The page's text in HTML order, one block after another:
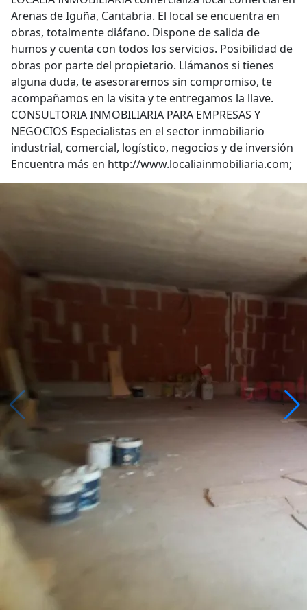
Arenas de Iguña, Cantabria. El local se encuentra en
obras, totalmente diáfano. Dispone de salida de
humos y cuenta con todos los servicios. Posibilidad de
obras por parte del propietario. Llámanos si tienes
alguna duda, te asesoraremos sin compromiso, te
acompañamos en la visita y te entregamos la llave.
CONSULTORIA INMOBILIARIA PARA EMPRESAS Y
NEGOCIOS Especialistas en el sector inmobiliario
industrial, comercial, logístico, negocios y de inversión
Encuentra más en http://www.localiainmobiliaria.com;